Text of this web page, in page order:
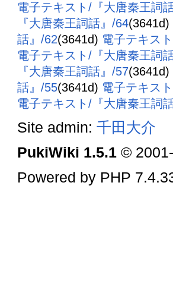
電子テキスト/『大唐秦王詞
『大唐秦王詞話』/64(3641d)
話』/62(3641d) 電子テキス
電子テキスト/『大唐秦王詞
『大唐秦王詞話』/57(3641d)
話』/55(3641d) 電子テキス
電子テキスト/『大唐秦王詞
Site admin: 千田大介
PukiWiki 1.5.1 ©
Powered by PHP